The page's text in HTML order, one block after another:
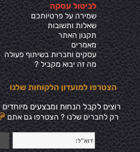
לביטול עסקה
שמירה על פרטיותכם
שאלות ותשובות
תקנון האתר
מאמרים
עסקים וחברות בשיתוף פעולה
מה זה יבוא מקביל ?
הצטרפו למועדון הלקוחות שלנו
רוצים לקבל הנחות ומבצעים מיוחדים
רק לחברים שלנו ? הצטרפו גם אתם